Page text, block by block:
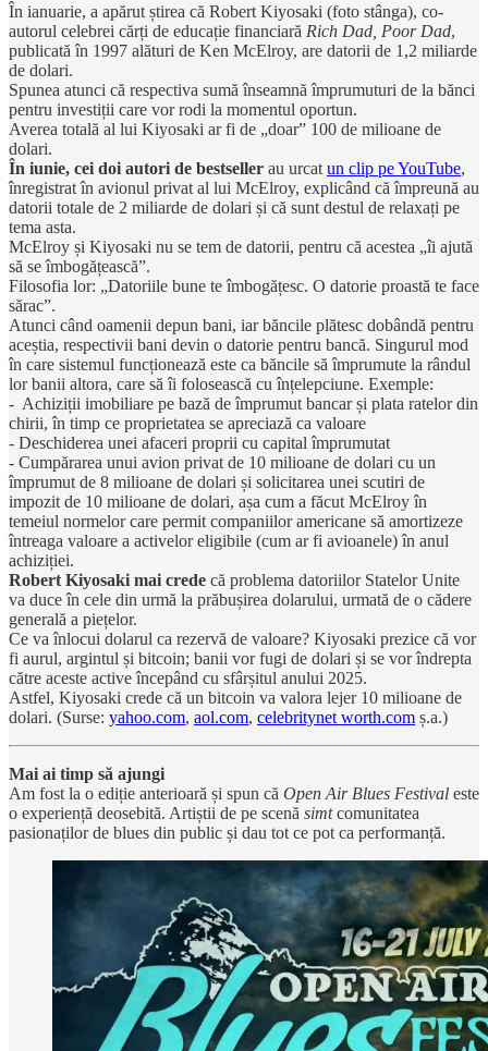
În ianuarie, a apărut știrea că Robert Kiyosaki (foto stânga), co-
autorul celebrei cărți de educație financiară Rich Dad, Poor Dad,
publicată în 1997 alături de Ken McElroy, are datorii de 1,2 miliarde
de dolari.
Spunea atunci că respectiva sumă înseamnă împrumuturi de la bănci
pentru investiții care vor rodi la momentul oportun.
Averea totală al lui Kiyosaki ar fi de „doar” 100 de milioane de
dolari.
În iunie, cei doi autori de bestseller au urcat un clip pe YouTube,
înregistrat în avionul privat al lui McElroy, explicând că împreună au
datorii totale de 2 miliarde de dolari și că sunt destul de relaxați pe
tema asta.
McElroy și Kiyosaki nu se tem de datorii, pentru că acestea „îi ajută
să se îmbogățească”.
Filosofia lor: „Datoriile bune te îmbogățesc. O datorie proastă te face
sărac”.
Atunci când oamenii depun bani, iar băncile plătesc dobândă pentru
aceștia, respectivii bani devin o datorie pentru bancă. Singurul mod
în care sistemul funcționează este ca băncile să împrumute la rândul
lor banii altora, care să îi folosească cu înțelepciune. Exemple:
- Achiziții imobiliare pe bază de împrumut bancar și plata ratelor din
chirii, în timp ce proprietatea se apreciază ca valoare
- Deschiderea unei afaceri proprii cu capital împrumutat
- Cumpărarea unui avion privat de 10 milioane de dolari cu un
împrumut de 8 milioane de dolari și solicitarea unei scutiri de
impozit de 10 milioane de dolari, așa cum a făcut McElroy în
temeiul normelor care permit companiilor americane să amortizeze
întreaga valoare a activelor eligibile (cum ar fi avioanele) în anul
achiziției.
Robert Kiyosaki mai crede că problema datoriilor Statelor Unite
va duce în cele din urmă la prăbușirea dolarului, urmată de o cădere
generală a piețelor.
Ce va înlocui dolarul ca rezervă de valoare? Kiyosaki prezice că vor
fi aurul, argintul și bitcoin; banii vor fugi de dolari și se vor îndrepta
către aceste active începând cu sfârșitul anului 2025.
Astfel, Kiyosaki crede că un bitcoin va valora lejer 10 milioane de
dolari. (Surse: yahoo.com, aol.com, celebritynet worth.com ș.a.)
Mai ai timp să ajungi
Am fost la o ediție anterioară și spun că Open Air Blues Festival este
o experiență deosebită. Artiștii de pe scenă simtcomunitatea
pasionaților de blues din public și dau tot ce pot ca performanță.